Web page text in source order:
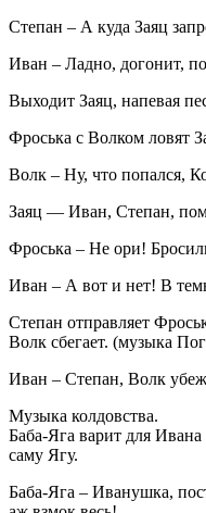
Степан – А куда Заяц
Иван – Ладно, догонит,
Выходит Заяц, напевая
Фроська с Волком ловят
Волк – Ну, что попался,
Заяц — Иван, Степан,
Фроська – Не ори!
Иван – А вот и нет! В
Степан отправляет
Волк сбегает. (музыка
Иван – Степан, Волк
Музыка колдовства.
Баба-Яга варит для
саму Ягу.
Баба-Яга – Иванушка,